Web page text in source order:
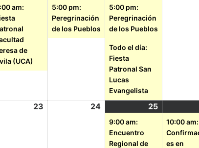
am:
de
(UCA)
5:00 pm:
Peregrinación
de los Pueblos
5:00 pm:
Peregrinación
de los Pueblos
Todo el día:
Fiesta
Patronal San
Lucas
Evangelista
23 24 25
9:00 am:
Encuentro
Regional de
10:00 am:
es en